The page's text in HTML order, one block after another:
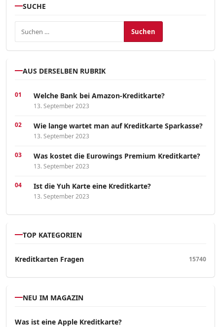
SUCHE
AUS DERSELBEN RUBRIK
Welche Bank bei Amazon-Kreditkarte?
13. September 2023
Wie lange wartet man auf Kreditkarte Sparkasse?
13. September 2023
Was kostet die Eurowings Premium Kreditkarte?
13. September 2023
Ist die Yuh Karte eine Kreditkarte?
13. September 2023
TOP KATEGORIEN
Kreditkarten Fragen 15740
NEU IM MAGAZIN
Was ist eine Apple Kreditkarte?